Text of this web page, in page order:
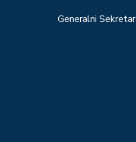
Generalni Sekretar